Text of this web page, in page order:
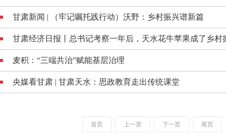
甘肃新闻 | （牢记嘱托践行动）沃野：乡村振兴谱新篇
甘肃经济日报丨总书记考察一年后，天水花牛苹果成了乡村
麦积：“三端共治”赋能基层治理
央媒看甘肃 | 甘肃天水：思政教育走出传统课堂
首页 上一页 下一页 尾页